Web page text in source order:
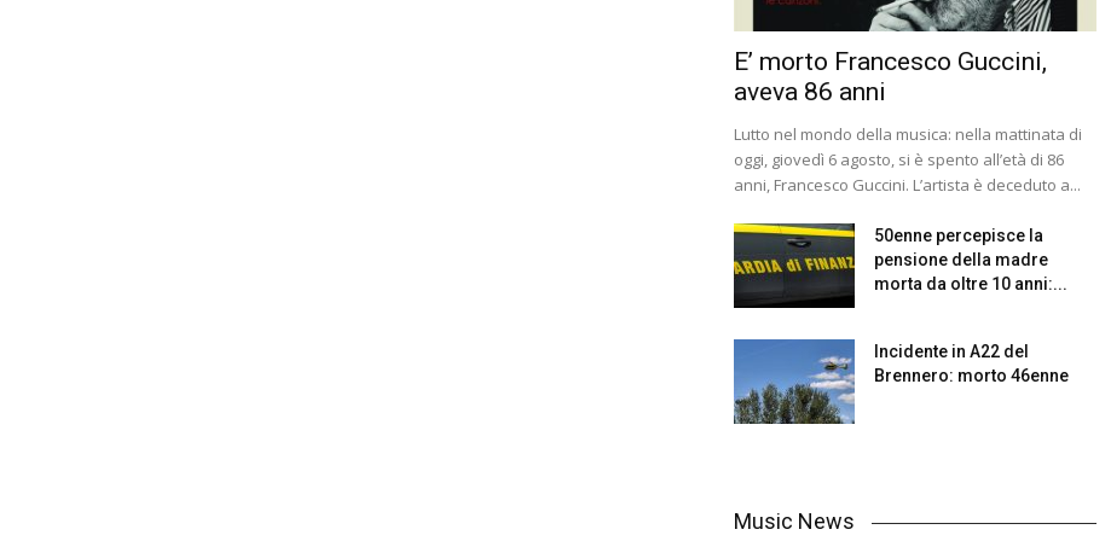
E’ morto Francesco Guccini,
aveva 86 anni
Lutto nel mondo della musica: nella mattinata di
oggi, giovedì 6 agosto, si è spento all’età di 86
anni, Francesco Guccini. L’artista è deceduto a...
50enne percepisce la
pensione della madre
morta da oltre 10 anni:...
Incidente in A22 del
Brennero: morto 46enne
Music News